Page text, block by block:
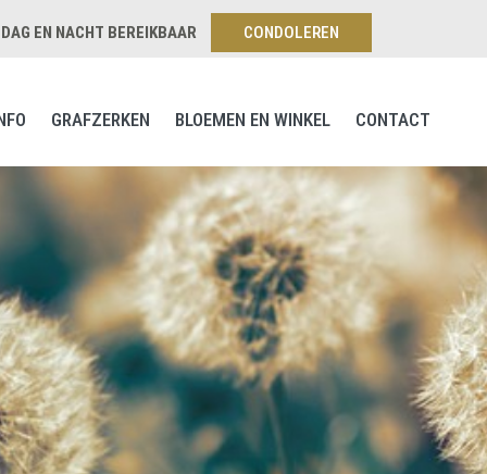
EN NACHT BEREIKBAAR CONDOLEREN
GRAFZERKEN BLOEMEN EN WINKEL CONTACT